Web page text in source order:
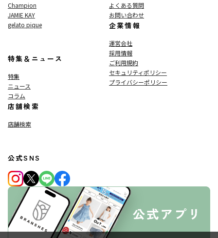
Champion
JAMIE KAY
gelato pique
特集＆ニュース
特集
ニュース
コラム
店舗検索
店舗検索
よくある質問
お問い合わせ
企業情報
運営会社
採用情報
ご利用規約
セキュリティポリシー
プライバシーポリシー
公式SNS